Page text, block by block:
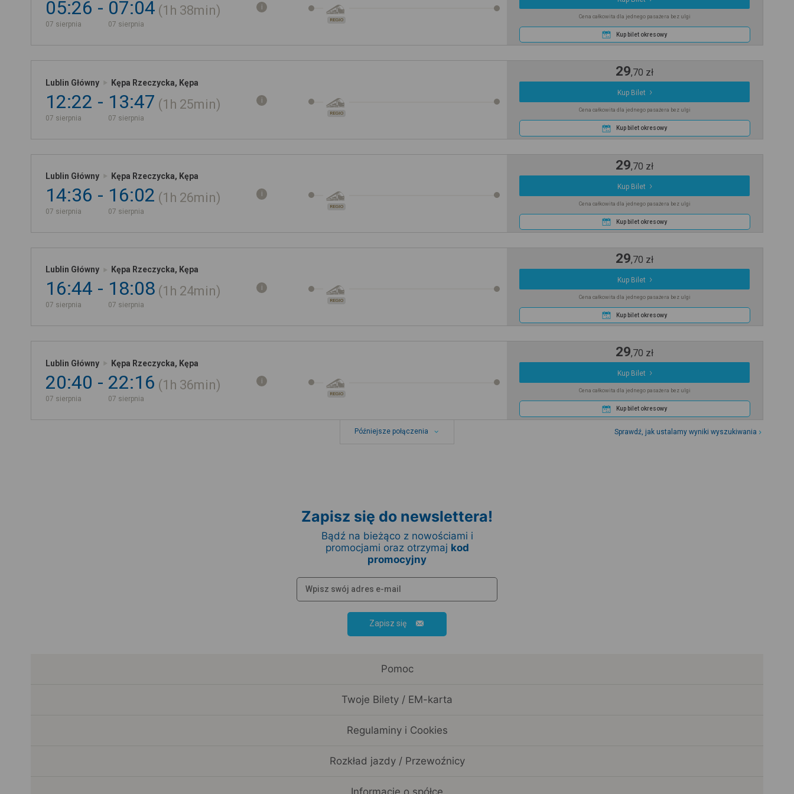
05:26
07 sierpnia
07:04
07 sierpnia
1h 38min
REGIO Cena całkowita dla jednego pasażera bez ulgi
Kup bilet okresowy
Lublin Główny Kępa Rzeczycka, Kępa
12:22
07 sierpnia
13:47
07 sierpnia
1h 25min
REGIO
29,70 zł
Kup Bilet
Cena całkowita dla jednego pasażera bez ulgi
Kup bilet okresowy
Lublin Główny Kępa Rzeczycka, Kępa
14:36
07 sierpnia
16:02
07 sierpnia
1h 26min
REGIO
29,70 zł
Kup Bilet
Cena całkowita dla jednego pasażera bez ulgi
Kup bilet okresowy
Lublin Główny Kępa Rzeczycka, Kępa
16:44
07 sierpnia
18:08
07 sierpnia
1h 24min
REGIO
29,70 zł
Kup Bilet
Cena całkowita dla jednego pasażera bez ulgi
Kup bilet okresowy
Lublin Główny Kępa Rzeczycka, Kępa
20:40
07 sierpnia
22:16
07 sierpnia
1h 36min
REGIO
29,70 zł
Kup Bilet
Cena całkowita dla jednego pasażera bez ulgi
Kup bilet okresowy
Późniejsze połączenia Sprawdź, jak ustalamy wyniki wyszukiwania
Zapisz się do newslettera!
Bądź na bieżąco z nowościami i
promocjami oraz otrzymaj kod
promocyjny
Zapisz się
Pomoc
Twoje Bilety / EM-karta
Regulaminy i Cookies
Rozkład jazdy / Przewoźnicy
Informacje o spółce